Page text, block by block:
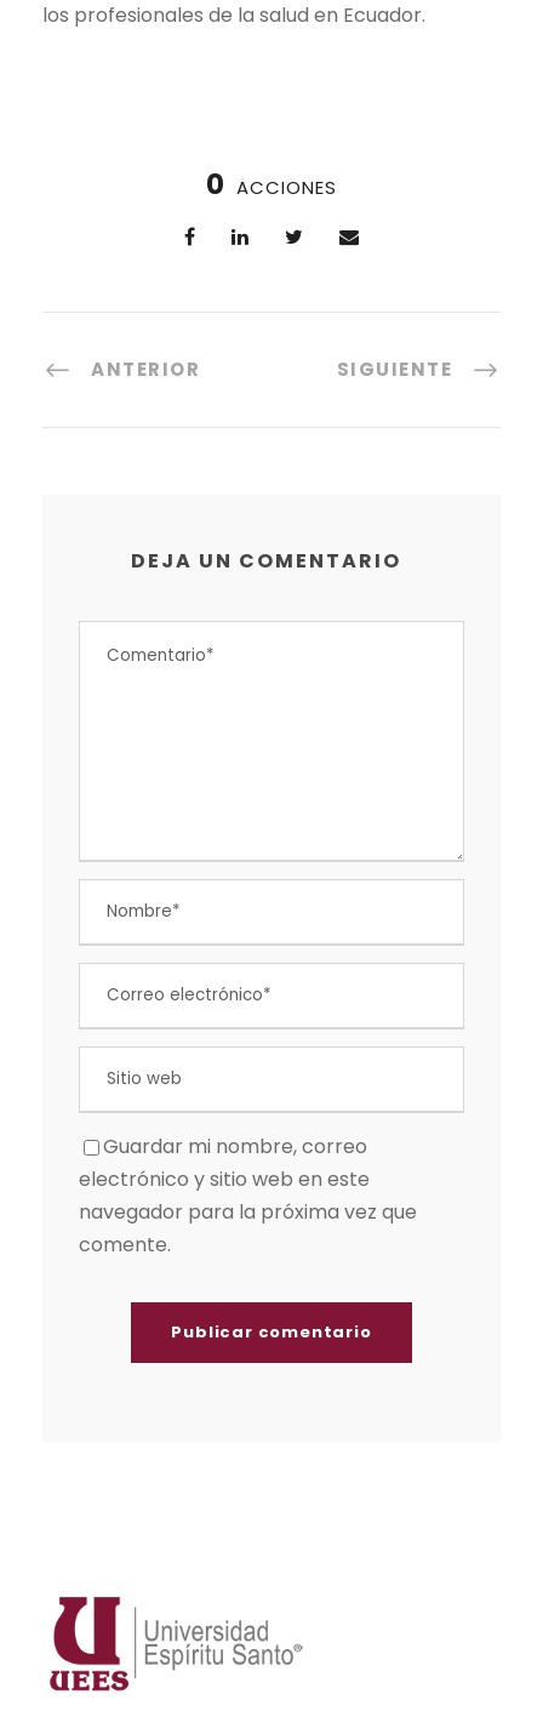
los profesionales de la salud en Ecuador.
0 ACCIONES
ANTERIOR SIGUIENTE
DEJA UN COMENTARIO
Guardar mi nombre, correo
electrónico y sitio web en este
navegador para la próxima vez que
comente.